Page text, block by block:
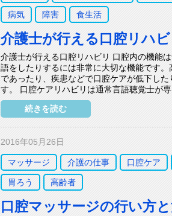
病気 障害 食生活
介護士が行える口腔リハビ
介護士が行える口腔リハビリ 口腔内の機能
語をしたりするには非常に大切な機能です。
であったり、疾患などで口腔ケアが低下した
す。 口腔ケアリハビリは通常言語聴覚士が
続きを読む
2016年05月26日
マッサージ 介護の仕事 口腔ケア
胃ろう 高齢者
口腔マッサージの行い方